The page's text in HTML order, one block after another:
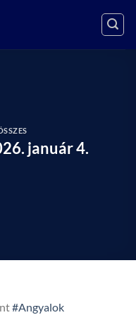
január 4.
#Angyalok